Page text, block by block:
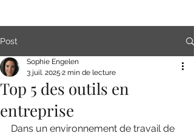
Post
Top 5 des outils en
entreprise
Sophie Engelen
3 juil. 2025 2 min de lecture
Dans un environnement de travail de